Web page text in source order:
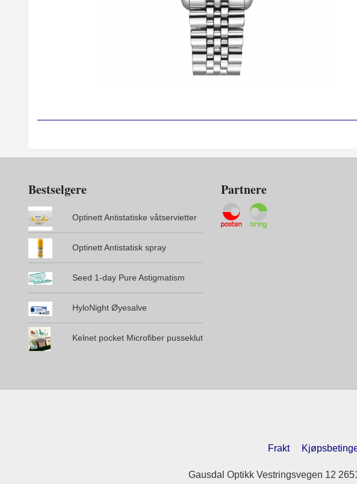
Bestselgere
Optinett Antistatiske våtservietter
Optinett Antistatisk spray
Seed 1-day Pure Astigmatism
HyloNight Øyesalve
Kelnet pocket Microfiber pusseklut
Partnere
Frakt
Gausdal Optikk Vestringsvegen 12